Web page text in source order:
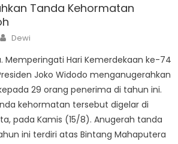
Tanda Kehormatan
Author
Dewi
Memperingati Hari Kemerdekaan ke-74
Joko Widodo menganugerahkan
29 orang penerima di tahun ini.
kehormatan tersebut digelar di
pada Kamis (15/8). Anugerah tanda
ini terdiri atas Bintang Mahaputera